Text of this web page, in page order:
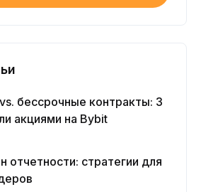
бессрочные контракты: 3
акциями на Bybit
отчетности: стратегии для